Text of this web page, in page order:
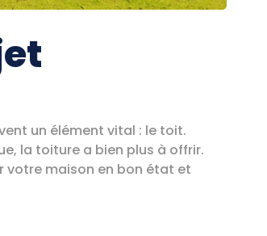
un élément vital : le toit.
la toiture a bien plus à offrir.
votre maison en bon état et